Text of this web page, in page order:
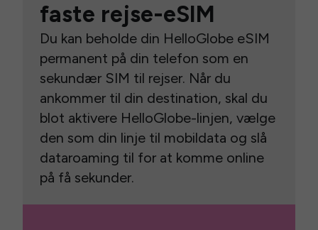
faste rejse-eSIM
Du kan beholde din HelloGlobe eSIM
permanent på din telefon som en
sekundær SIM til rejser. Når du
ankommer til din destination, skal du
blot aktivere HelloGlobe-linjen, vælge
den som din linje til mobildata og slå
dataroaming til for at komme online
på få sekunder.